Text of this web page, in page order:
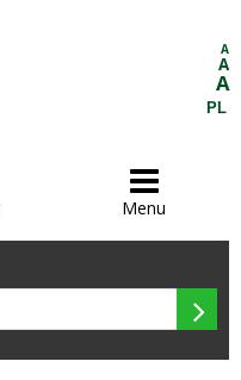
A
A
A
PL

Menu
